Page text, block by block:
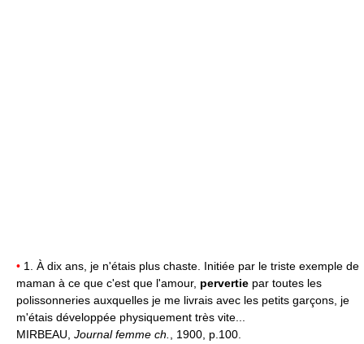
• 1. À dix ans, je n'étais plus chaste. Initiée par le triste exemple de
maman à ce que c'est que l'amour, pervertie par toutes les
polissonneries auxquelles je me livrais avec les petits garçons, je
m'étais développée physiquement très vite...
MIRBEAU, Journal femme ch.
, 1900, p.100.